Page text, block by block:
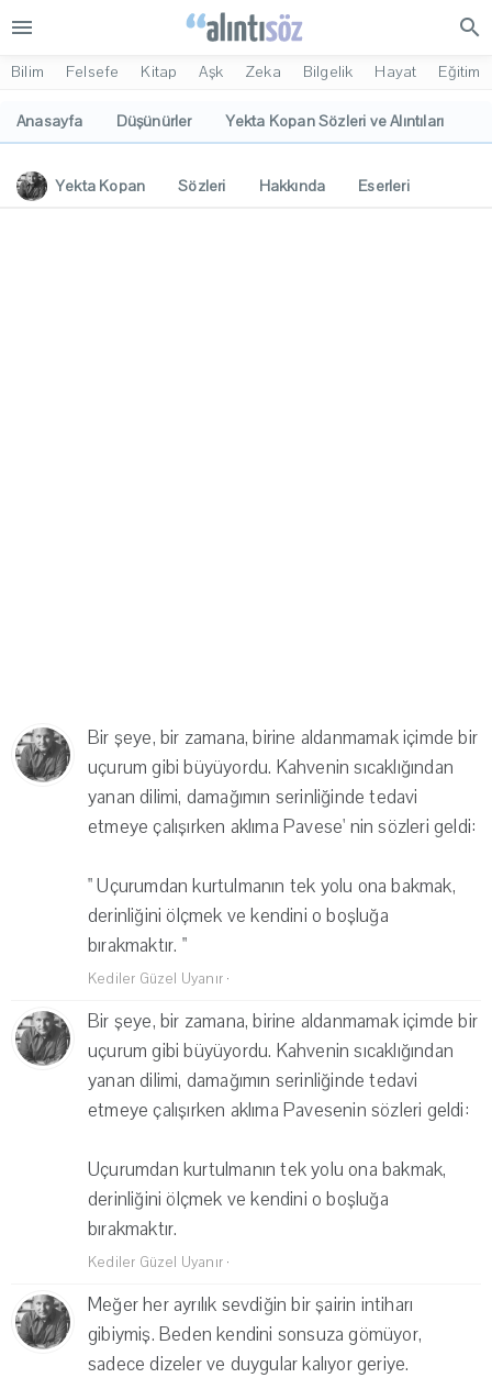
menu search
Bilim Felsefe Kitap Aşk Zeka Bilgelik Hayat Eğitim
Anasayfa Düşünürler Yekta Kopan Sözleri ve Alıntıları
Yekta Kopan Sözleri Hakkında
Eserleri
Bir şeye, bir zamana, birine aldanmamak içimde bir
uçurum gibi büyüyordu. Kahvenin sıcaklığından
yanan dilimi, damağımın serinliğinde tedavi
etmeye çalışırken aklıma Pavese' nin sözleri geldi:
" Uçurumdan kurtulmanın tek yolu ona bakmak,
derinliğini ölçmek ve kendini o boşluğa
bırakmaktır. "
Kediler Güzel Uyanır ·
Bir şeye, bir zamana, birine aldanmamak içimde bir
uçurum gibi büyüyordu. Kahvenin sıcaklığından
yanan dilimi, damağımın serinliğinde tedavi
etmeye çalışırken aklıma Pavesenin sözleri geldi:
Uçurumdan kurtulmanın tek yolu ona bakmak,
derinliğini ölçmek ve kendini o boşluğa
bırakmaktır.
Kediler Güzel Uyanır ·
Meğer her ayrılık sevdiğin bir şairin intiharı
gibiymiş. Beden kendini sonsuza gömüyor,
sadece dizeler ve duygular kalıyor geriye.